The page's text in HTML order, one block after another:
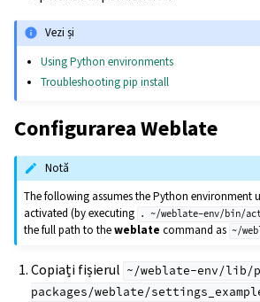
Vezi și
Using Python environments
Troubleshooting pip install
Configurarea Weblate
Notă
The following assumes the Python environment
activated (by executing
. ~/weblate-env/bin/
the full path to theweblate command as ~/
Copiați fișierul ~/weblate-env/lib/
packages/weblate/